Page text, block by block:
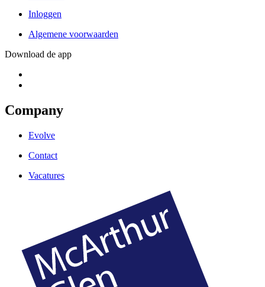
Inloggen
Algemene voorwaarden
Download de app
Company
Evolve
Contact
Vacatures